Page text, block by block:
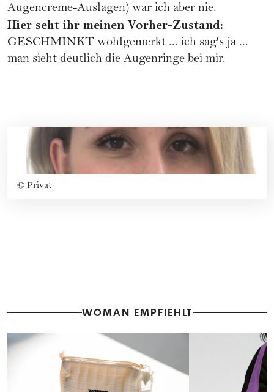
Augencreme-Auslagen) war ich aber nie.
Hier seht ihr meinen Vorher-Zustand:
GESCHMINKT wohlgemerkt ... ich sag's ja ...
man sieht deutlich die Augenringe bei mir.
© Privat
WOMAN EMPFIEHLT